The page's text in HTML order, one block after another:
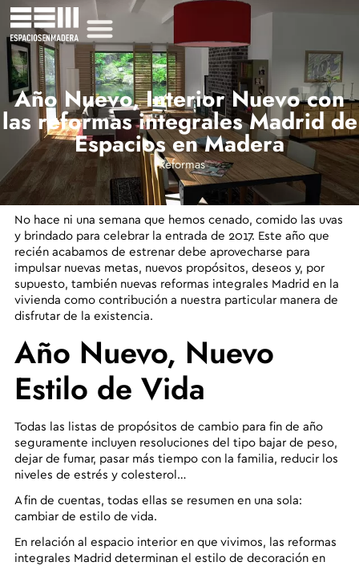
Año Nuevo, Interior Nuevo con
las reformas integrales Madrid de
Espacios en Madera
Reformas
No hace ni una semana que hemos cenado, comido las uvas
y brindado para celebrar la entrada de 2017. Este año que
recién acabamos de estrenar debe aprovecharse para
impulsar nuevas metas, nuevos propósitos, deseos y, por
supuesto, también nuevas reformas integrales Madrid en la
vivienda como contribución a nuestra particular manera de
disfrutar de la existencia.
Año Nuevo, Nuevo
Estilo de Vida
Todas las listas de propósitos de cambio para fin de año
seguramente incluyen resoluciones del tipo bajar de peso,
dejar de fumar, pasar más tiempo con la familia, reducir los
niveles de estrés y colesterol…
A fin de cuentas, todas ellas se resumen en una sola:
cambiar de estilo de vida.
En relación al espacio interior en que vivimos, las reformas
integrales Madrid determinan el estilo de decoración en